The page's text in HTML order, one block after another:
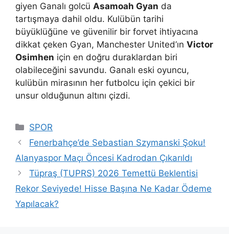
giyen Ganalı golcü Asamoah Gyan da
tartışmaya dahil oldu. Kulübün tarihi
büyüklüğüne ve güvenilir bir forvet ihtiyacına
dikkat çeken Gyan, Manchester United’ın Victor
Osimhen için en doğru duraklardan biri
olabileceğini savundu. Ganalı eski oyuncu,
kulübün mirasının her futbolcu için çekici bir
unsur olduğunun altını çizdi.
Kategoriler
SPOR
Fenerbahçe’de Sebastian Szymanski Şoku!
Alanyaspor Maçı Öncesi Kadrodan Çıkarıldı
Tüpraş (TUPRS) 2026 Temettü Beklentisi
Rekor Seviyede! Hisse Başına Ne Kadar Ödeme
Yapılacak?